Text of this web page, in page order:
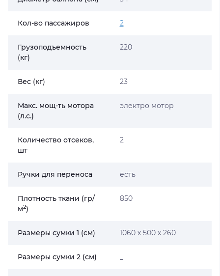
Кол-во пассажиров 2
Грузоподъемность
(кг)
220
Вес (кг) 23
Макс. мощ-ть мотора
(л.с.)
электро мотор
Количество отсеков,
шт
2
Ручки для переноса есть
Плотность ткани (гр/
м2)
850
Размеры сумки 1 (см) 1060 х 500 х 260
Размеры сумки 2 (см)